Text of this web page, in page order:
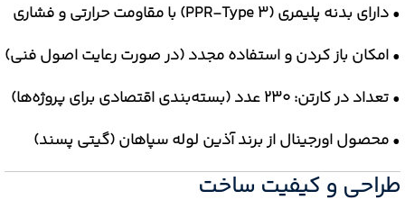
•دارای بدنه پلیمری (PPR-Type 3) با مقاومت حرارتی و فشاری
•امکان باز کردن و استفاده مجدد (در صورت رعایت اصول فنی)
•تعداد در کارتن: 230 عدد (بسته‌بندی اقتصادی برای پروژه‌ها)
•محصول اورجینال از برند آذین لوله سپاهان (گیتی پسند)
طراحی و کیفیت ساخت